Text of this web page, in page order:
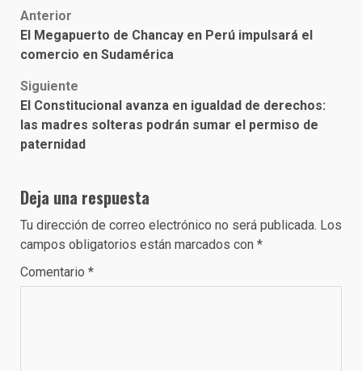
Post
navigation
Anterior
El Megapuerto de Chancay en Perú impulsará el
comercio en Sudamérica
Siguiente
El Constitucional avanza en igualdad de derechos:
las madres solteras podrán sumar el permiso de
paternidad
Deja una respuesta
Tu dirección de correo electrónico no será publicada. Los
campos obligatorios están marcados con *
Comentario *